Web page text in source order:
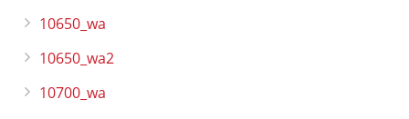
10650_wa
10650_wa2
10700_wa